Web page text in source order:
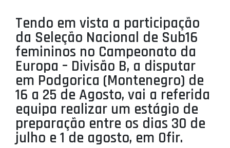
Tendo em vista a participação
da Seleção Nacional de Sub16
femininos no Campeonato da
Europa – Divisão B, a disputar
em Podgorica (Montenegro) de
16 a 25 de Agosto, vai a referida
equipa realizar um estágio de
preparação entre os dias 30 de
julho e 1 de agosto, em Ofir.